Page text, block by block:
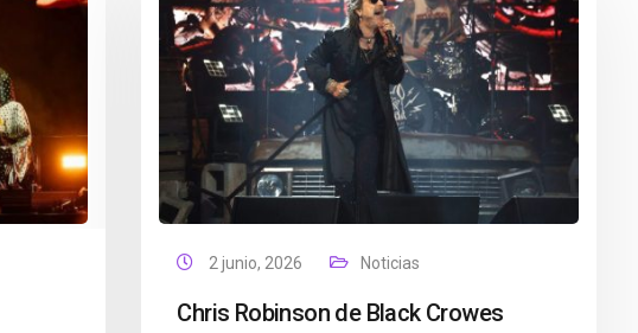
2 junio, 2026 Noticias
Chris Robinson de Black Crowes